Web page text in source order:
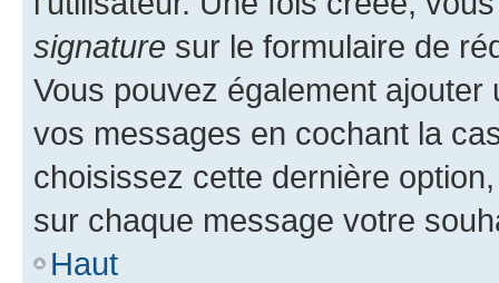
signature sur le formulaire de
Vous pouvez également
vos messages en cochant la
choisissez cette dernière
sur chaque message votre
Haut